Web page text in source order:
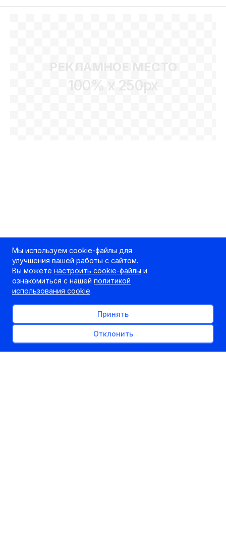
РЕКЛАМНОЕ МЕСТО
100% x 250px
Мы используем cookie-файлы для
улучшения вашей работы с сайтом.
Вы можете настроить cookie-файлы и
ознакомиться с нашей политикой
использования cookie.
Принять
Отклонить